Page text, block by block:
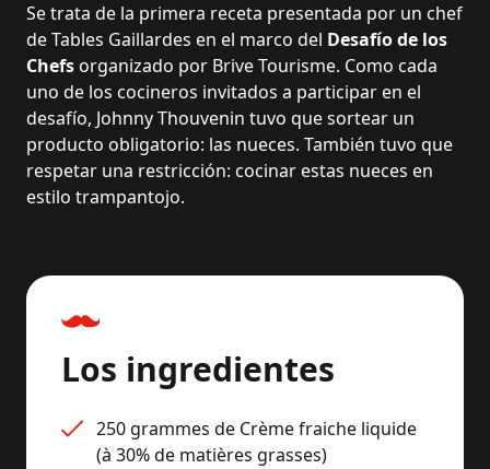
Se trata de la primera receta presentada por un chef
deTables Gaillardes en el marco del Desafío de los
Chefs organizado por Brive Tourisme. Como cada
uno de los cocineros invitados a participar en el
desafío, Johnny Thouvenin tuvo que sortear un
producto obligatorio: las nueces. También tuvo que
respetar una restricción: cocinar estas nueces en
estilo trampantojo.
Los ingredientes
250 grammes de Crème fraiche liquide
(à 30% de matières grasses)